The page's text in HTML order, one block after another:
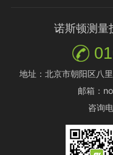
诺斯顿测量
地址：北京市朝阳区八
邮箱：
咨询